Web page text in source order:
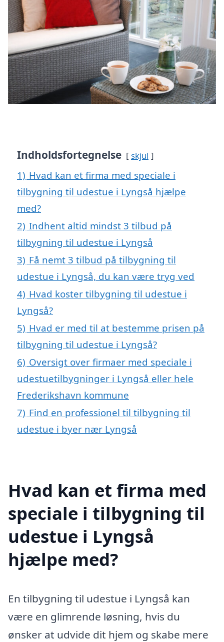
Indholdsfortegnelse skjul
1) Hvad kan et firma med speciale i
tilbygning til udestue i Lyngså hjælpe
med?
2) Indhent altid mindst 3 tilbud på
tilbygning til udestue i Lyngså
3) Få nemt 3 tilbud på tilbygning til
udestue i Lyngså, du kan være tryg ved
4) Hvad koster tilbygning til udestue i
Lyngså?
5) Hvad er med til at bestemme prisen på
tilbygning til udestue i Lyngså?
6) Oversigt over firmaer med speciale i
udestuetilbygninger i Lyngså eller hele
Frederikshavn kommune
7) Find en professionel til tilbygning til
udestue i byer nær Lyngså
Hvad kan et firma med
speciale i tilbygning til
udestue i Lyngså
hjælpe med?
En tilbygning til udestue i Lyngså kan
være en glimrende løsning, hvis du
ønsker at udvide dit hjem og skabe mere